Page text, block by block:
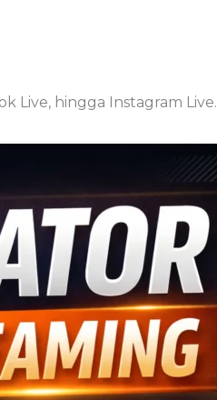
Live, hingga Instagram Live.